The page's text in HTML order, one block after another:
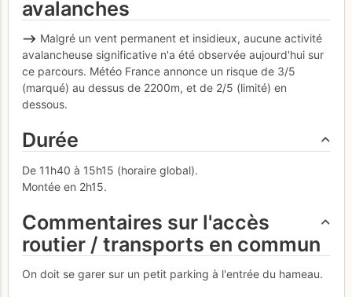
avalanches
—> Malgré un vent permanent et insidieux, aucune activité
avalancheuse significative n'a été observée aujourd'hui sur
ce parcours. Météo France annonce un risque de 3/5
(marqué) au dessus de 2200m, et de 2/5 (limité) en
dessous.
Durée
De 11h40 à 15h15 (horaire global).
Montée en 2h15.
Commentaires sur l'accès
routier / transports en commun
On doit se garer sur un petit parking à l'entrée du hameau.